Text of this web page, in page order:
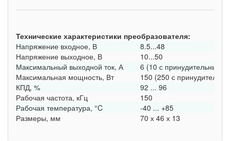
Технические характеристики преобразователя:
Напряжение входное, В
8.5...48
Напряжение выходное, В
10...50
Максимальный выходной ток, А
6 (10 с принудительным
Максимальная мощность, Вт
150 (250 с
КПД, %
92 ... 96
Рабочая частота, кГц
150
Рабочая температура, °C
-40 ... +85
Размеры, мм
70 х 46 х 13